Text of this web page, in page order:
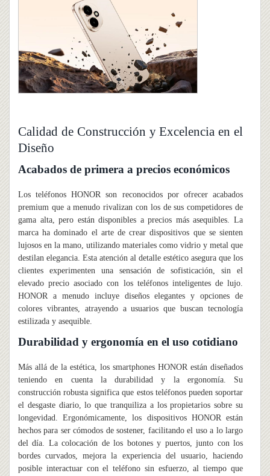
Calidad de Construcción y Excelencia en el
Diseño
Acabados de primera a precios económicos
Los teléfonos HONOR son reconocidos por ofrecer acabados
premium que a menudo rivalizan con los de sus competidores de
gama alta, pero están disponibles a precios más asequibles. La
marca ha dominado el arte de crear dispositivos que se sienten
lujosos en la mano, utilizando materiales como vidrio y metal que
destilan elegancia. Esta atención al detalle estético asegura que los
clientes experimenten una sensación de sofisticación, sin el
elevado precio asociado con los teléfonos inteligentes de lujo.
HONOR a menudo incluye diseños elegantes y opciones de
colores vibrantes, atrayendo a usuarios que buscan tecnología
estilizada y asequible.
Durabilidad y ergonomía en el uso cotidiano
Más allá de la estética, los smartphones HONOR están diseñados
teniendo en cuenta la durabilidad y la ergonomía. Su
construcción robusta significa que estos teléfonos pueden soportar
el desgaste diario, lo que tranquiliza a los propietarios sobre su
longevidad. Ergonómicamente, los dispositivos HONOR están
hechos para ser cómodos de sostener, facilitando el uso a lo largo
del día. La colocación de los botones y puertos, junto con los
bordes curvados, mejora la experiencia del usuario, haciendo
posible interactuar con el teléfono sin esfuerzo, al tiempo que